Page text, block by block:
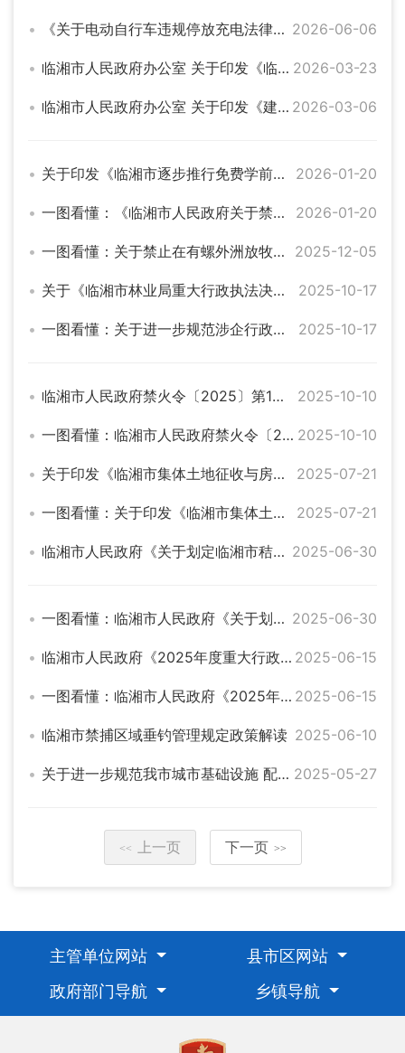
《关于电动自行车违规停放充电法律责任的通告》的解读 2026-06-06
临湘市人民政府办公室 关于印发《临湘市政府投资项目管理办法》的通知 2026-03-23
临湘市人民政府办公室 关于印发《建立公共服务优质均衡 发展与以人为本的新型城镇化相统一的 协同推进机制实施方案》的通知的解读 2026-03-06
关于印发《临湘市逐步推行免费学前教育实施方案》的相关政策解读 2026-01-20
一图看懂：《临湘市人民政府关于禁止开垦陡坡地范围的通告》 2026-01-20
一图看懂：关于禁止在有螺外洲放牧的通告 2025-12-05
关于《临湘市林业局重大行政执法决定法制审核和集体讨论决定制度》的解读 2025-10-17
一图看懂：关于进一步规范涉企行政执法行为 优化经济发展环境的通知 2025-10-17
临湘市人民政府禁火令〔2025〕第1号的解读 2025-10-10
一图看懂：临湘市人民政府禁火令〔2025〕第1号 2025-10-10
关于印发《临湘市集体土地征收与房屋拆迁 补偿安置办法的通知》的解读 2025-07-21
一图看懂：关于印发《临湘市集体土地征收与房屋拆迁 补偿安置办法》的通知 2025-07-21
临湘市人民政府《关于划定临湘市秸秆禁限烧区的通告》的解读 2025-06-30
一图看懂：临湘市人民政府《关于划定临湘市秸秆禁限烧区的通告》 2025-06-30
临湘市人民政府《2025年度重大行政决策事项目录的通知》的解读 2025-06-15
一图看懂：临湘市人民政府《2025年度重大行政决策事项目录的通知》 2025-06-15
临湘市禁捕区域垂钓管理规定政策解读 2025-06-10
关于进一步规范我市城市基础设施 配套费执收工作的通知的解读 2025-05-27
<< 上一页 下一页 >>
主管单位网站
县市区网站
政府部门导航
乡镇导航